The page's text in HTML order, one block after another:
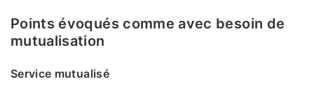
Points évoqués comme avec besoin de
mutualisation
Service mutualisé